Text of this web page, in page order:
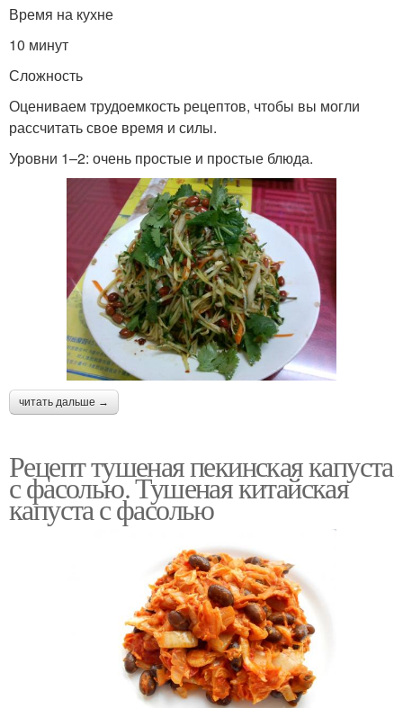
Время на кухне
10 минут
Сложность
Оцениваем трудоемкость рецептов, чтобы вы могли
рассчитать свое время и силы.
Уровни 1–2: очень простые и простые блюда.
читать дальше →
Рецепт тушеная пекинская капуста
с фасолью. Тушеная китайская
капуста с фасолью